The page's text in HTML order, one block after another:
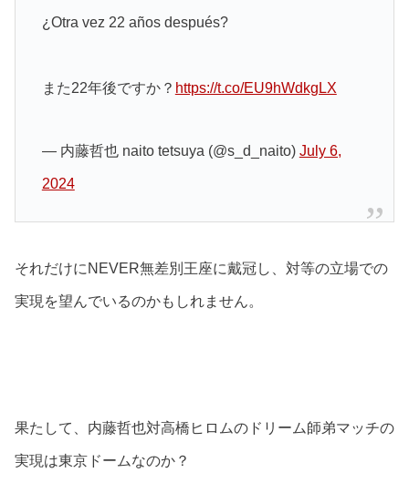
¿Otra vez 22 años después?
また22年後ですか？ https://t.co/EU9hWdkgLX
— 内藤哲也 naito tetsuya (@s_d_naito) July 6,
2024
それだけにNEVER無差別王座に戴冠し、対等の立場での
実現を望んでいるのかもしれません。
果たして、内藤哲也対高橋ヒロムのドリーム師弟マッチの
実現は東京ドームなのか？